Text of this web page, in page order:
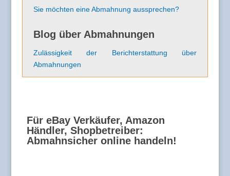
Sie möchten eine Abmahnung aussprechen?
Blog über Abmahnungen
Zulässigkeit der Berichterstattung über
Abmahnungen
Für eBay Verkäufer, Amazon
Händler, Shopbetreiber:
Abmahnsicher online handeln!